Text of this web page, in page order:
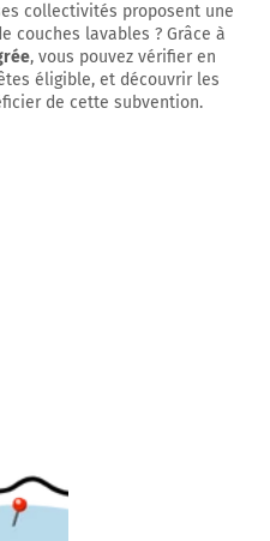
collectivités proposent une
couches lavables ? Grâce à
, vous pouvez vérifier en
éligible, et découvrir les
de cette subvention.